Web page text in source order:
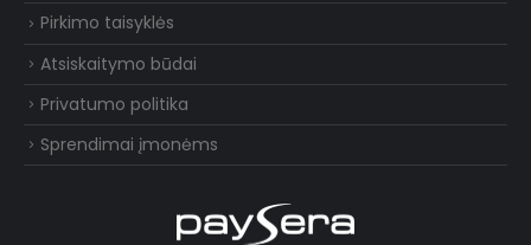
Pirkimo taisyklės
Atsiskaitymo būdai
Privatumo politika
Sprendimai įmonėms